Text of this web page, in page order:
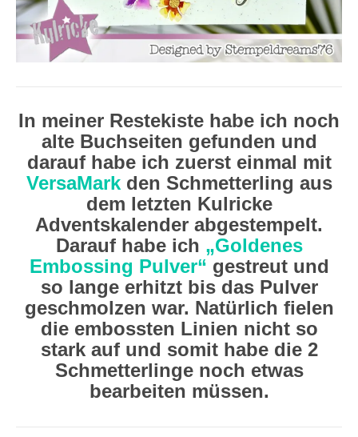
In meiner Restekiste habe ich noch
alte Buchseiten gefunden und
darauf habe ich zuerst einmal mit
VersaMarkden Schmetterling aus
dem letzten Kulricke
Adventskalender abgestempelt.
Darauf habe ich „Goldenes
Embossing Pulver“ gestreut und
so lange erhitzt bis das Pulver
geschmolzen war. Natürlich fielen
die embossten Linien nicht so
stark auf und somit habe die 2
Schmetterlinge noch etwas
bearbeiten müssen.